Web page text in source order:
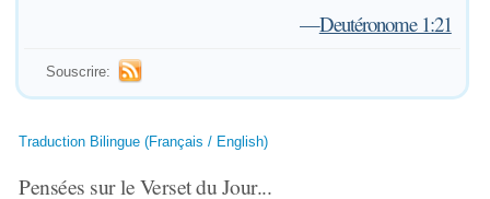
—Deutéronome 1:21
Souscrire:
Traduction Bilingue (Français / English)
Pensées sur le Verset du Jour...